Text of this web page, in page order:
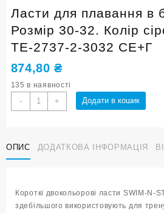
Ласти для плавання в
Розмір 30-32. Колір
TE-2737-2-3032 СЕ+Г
874,80₴
135 в наявності
-
Ласти
для
басейні
SNS.
+ Додати в кошик
ОПИС ДОДАТКОВА ІНФОРМАЦІЯ
Короткі двокольорові ласти SWIM-N-
здебільшого використовують для